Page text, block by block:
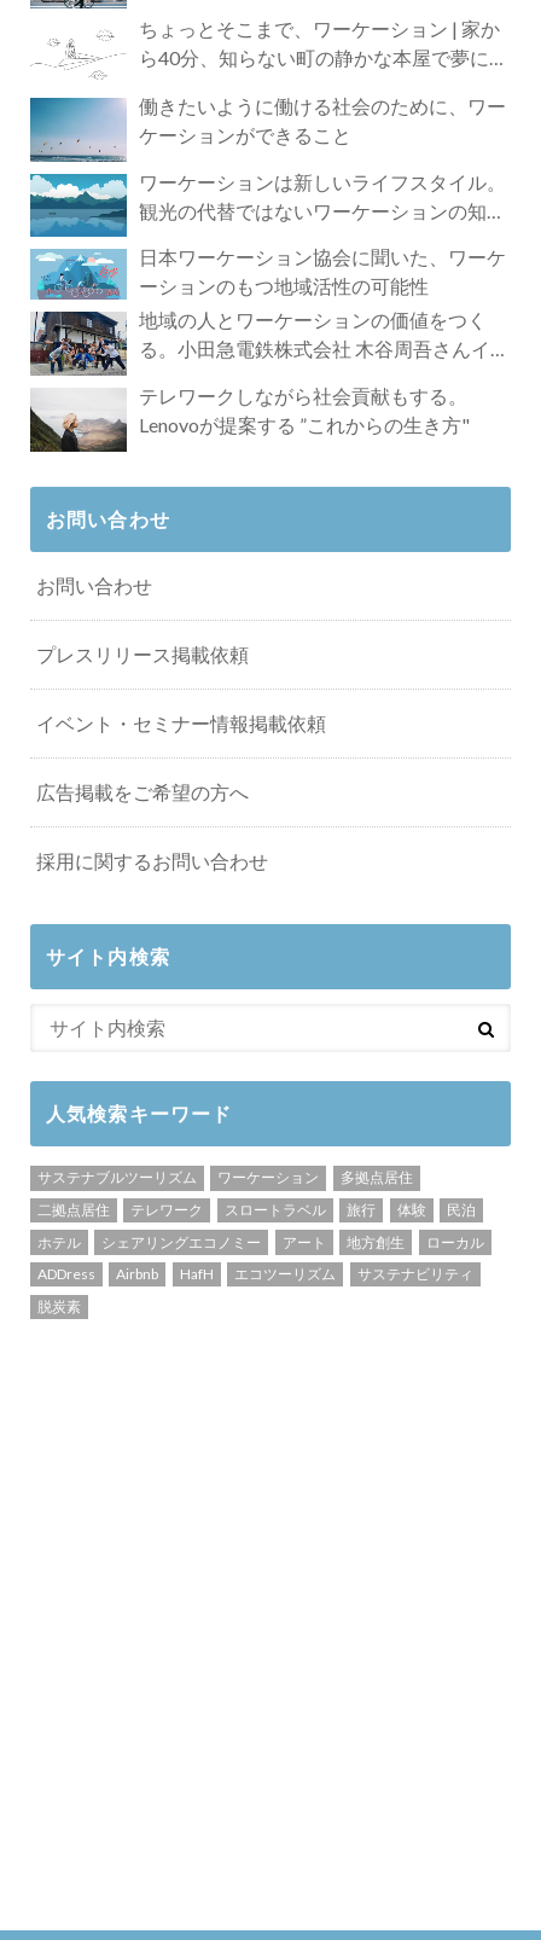
ちょっとそこまで、ワーケーション | 家か
ら40分、知らない町の静かな本屋で夢に近
働きたいように働ける社会のために、ワー
ケーションができること
ワーケーションは新しいライフスタイル。
観光の代替ではないワーケーションの知ら
日本ワーケーション協会に聞いた、ワーケ
ーションのもつ地域活性の可能性
地域の人とワーケーションの価値をつく
る。小田急電鉄株式会社 木谷周吾さんイン
テレワークしながら社会貢献もする。
Lenovoが提案する ”これからの生き方"
お問い合わせ
お問い合わせ
プレスリリース掲載依頼
イベント・セミナー情報掲載依頼
広告掲載をご希望の方へ
採用に関するお問い合わせ
サイト内検索
人気検索キーワード
サステナブルツーリズム ワーケーション
多拠点居住
二拠点居住
テレワーク スロートラベル 旅行 体験
民泊
ホテル
シェアリングエコノミー アート 地方創生
ローカル
ADDress
Airbnb HafH エコツーリズム
サステナビリティ
脱炭素